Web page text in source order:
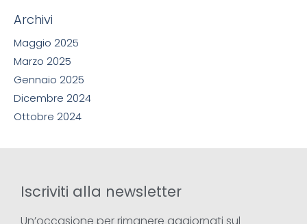
Archivi
Maggio 2025
Marzo 2025
Gennaio 2025
Dicembre 2024
Ottobre 2024
Iscriviti alla newsletter